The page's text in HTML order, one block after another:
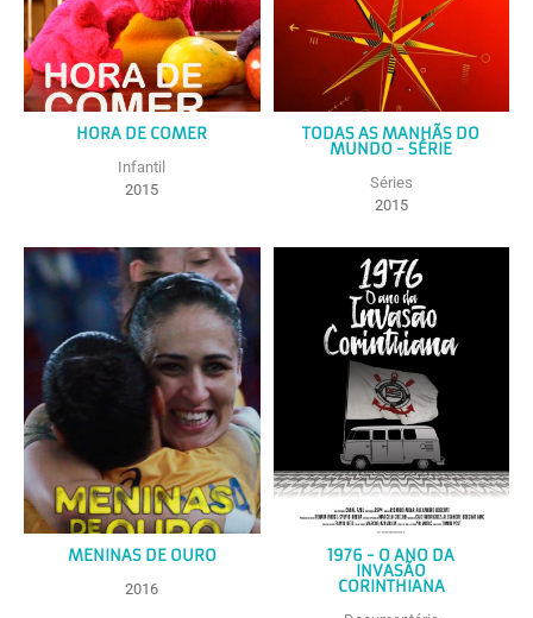
HORA DE COMER
Infantil
2015
TODAS AS MANHÃS DO
MUNDO - SÉRIE
Séries
2015
MENINAS DE OURO
2016
1976 - O ANO DA
INVASÃO
CORINTHIANA